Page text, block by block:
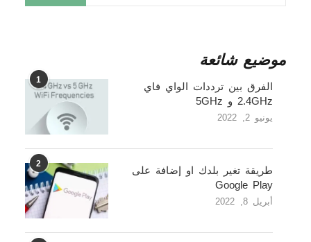
موضيع شائعة
1
الفرق بين ترددات الواي فاي
2.4GHz و 5GHz
يونيو 2, 2022
2
طريقة تغير بلدك او إضافة على
Google Play
أبريل 8, 2022